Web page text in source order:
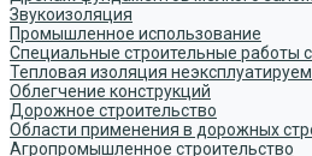
Звукоизоляция
Промышленное использование
Специальные строительные работы
Тепловая изоляция
Облегчение конструкций
Дорожное строительство
Области применения в дорожных
Агропромышленное строительство